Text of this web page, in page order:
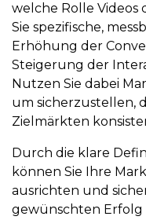
welche Rolle Videos
Sie spezifische,
Erhöhung der
Steigerung der
Nutzen Sie dabei
um sicherzustellen,
Zielmärkten
Durch die klare
können Sie Ihre
ausrichten und
gewünschten Erfolg